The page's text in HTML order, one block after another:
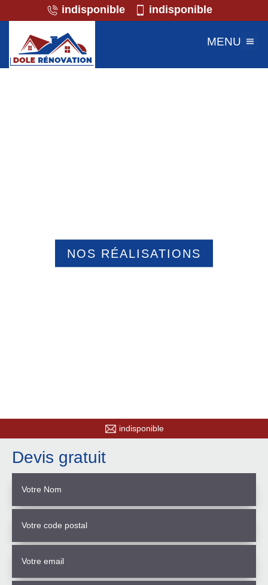
indisponible indisponible
MENU
NOS RÉALISATIONS
indisponible
Devis gratuit